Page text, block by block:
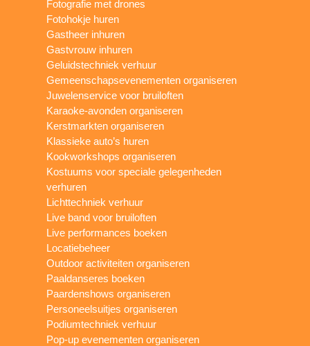
Fotografie met drones
Fotohokje huren
Gastheer inhuren
Gastvrouw inhuren
Geluidstechniek verhuur
Gemeenschapsevenementen organiseren
Juwelenservice voor bruiloften
Karaoke-avonden organiseren
Kerstmarkten organiseren
Klassieke auto’s huren
Kookworkshops organiseren
Kostuums voor speciale gelegenheden
verhuren
Lichttechniek verhuur
Live band voor bruiloften
Live performances boeken
Locatiebeheer
Outdoor activiteiten organiseren
Paaldanseres boeken
Paardenshows organiseren
Personeelsuitjes organiseren
Podiumtechniek verhuur
Pop-up evenementen organiseren